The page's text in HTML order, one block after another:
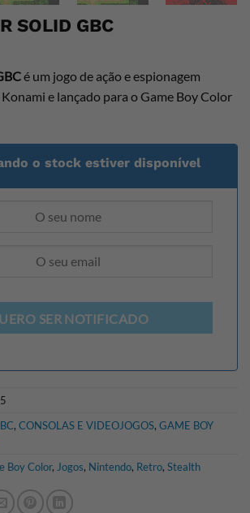
SOLID GBC
é um jogo de ação e espionagem
e lançado para o Game Boy Color
o stock estiver disponível
SER NOTIFICADO
, CONSOLAS E VIDEOJOGOS, GAME BOY
Boy Color, Jogos, Nintendo, Retro, Stealth